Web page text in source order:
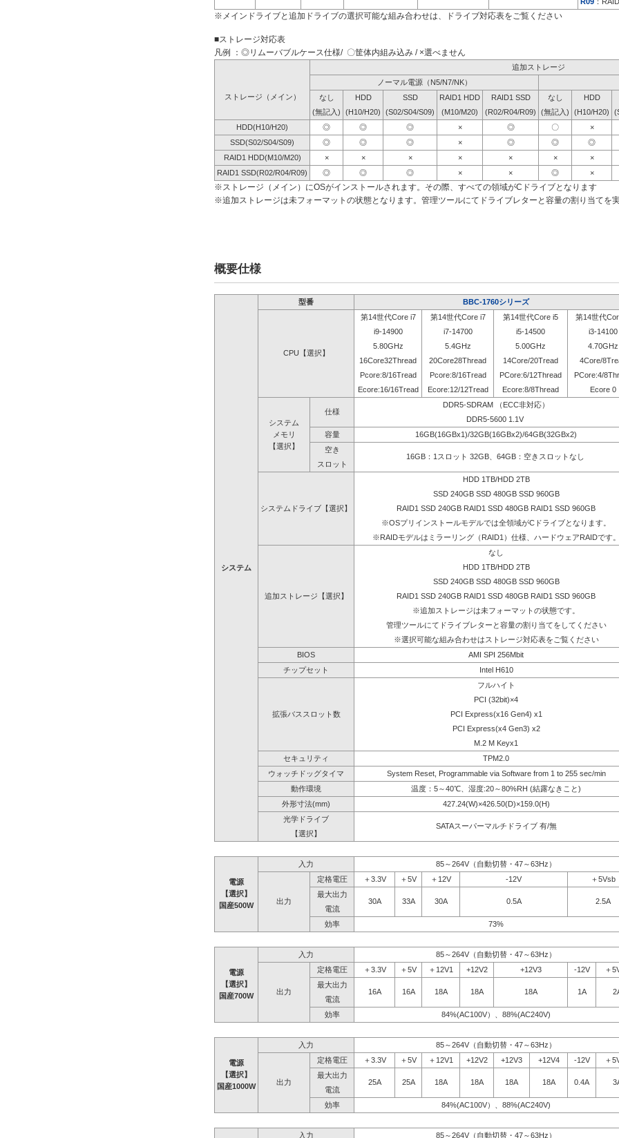
※メインドライブと追加ドライブの選択可能な組み合わせは、ドライブ対応表をご覧ください
■ストレージ対応表
凡例 ：◎リムーバブルケース仕様/ 〇筐体内組み込み / ×選べません
追加ストレージ
ノーマル電源（N5/N7/NK）
ストレージ（メイン）
なし HDD SSD RAID1 HDD RAID1 SSD なし HDD
(無記入)
(H10/H20) (S02/S04/S09) (M10/M20) (R02/R04/R09) (無記入) (H10/H20)
HDD(H10/H20)
◎ ◎ ◎ × ◎ 〇 ×
SSD(S02/S04/S09)
◎ ◎ ◎ × ◎ ◎ ◎
RAID1 HDD(M10/M20)
× × × × × × ×
RAID1 SSD(R02/R04/R09)
◎ ◎ ◎ × × ◎ ×
※ストレージ（メイン）にOSがインストールされます。その際、すべての領域がCドライブとなります
※追加ストレージは未フォーマットの状態となります。管理ツールにてドライブレターと容量の割り当てを
概要仕様
システム
型番 BBC-1760シリーズ
CPU【選択】
第14世代Core i7 第14世代Core i7 第14世代Core i5
第14世代
i9-14900
i7-14700 i5-14500
i3-14100
5.80GHz
5.4GHz 5.00GHz
4.70GHz
16Core32Thread
20Core28Thread 14Core/20Tread
4Core/
Pcore:8/16Tread
Pcore:8/16Tread PCore:6/12Thread
PCore:4/
Ecore:16/16Tread
Ecore:12/12Tread Ecore:8/8Thread Ecore 0
システム
メモリ
【選択】
仕様
DDR5-SDRAM （ECC非対応）
DDR5-5600 1.1V
容量
16GB(16GBx1)/32GB(16GBx2)/64GB(32GBx2)
空き
16GB：1スロット 32GB、64GB：空きスロットなし
スロット
システムドライブ【選択】
HDD 1TB/HDD 2TB
SSD 240GB SSD 480GB SSD 960GB
RAID1 SSD 240GB RAID1 SSD 480GB RAID1 SSD 960GB
※OSプリインストールモデルでは全領域がCドライブとなります。
※RAIDモデルはミラーリング（RAID1）仕様、ハードウェアRAIDです。
追加ストレージ【選択】
なし
HDD 1TB/HDD 2TB
SSD 240GB SSD 480GB SSD 960GB
RAID1 SSD 240GB RAID1 SSD 480GB RAID1 SSD 960GB
※追加ストレージは未フォーマットの状態です。
管理ツールにてドライブレターと容量の割り当てをしてください
※選択可能な組み合わせはストレージ対応表をご覧ください
BIOS
AMI SPI 256Mbit
チップセット
Intel H610
拡張バススロット数
フルハイト
PCI (32bit)×4
PCI Express(x16 Gen4) x1
PCI Express(x4 Gen3) x2
M.2 M Keyx1
セキュリティ
TPM2.0
ウォッチドッグタイマ
System Reset, Programmable via Software from 1 to 255 sec/min
動作環境
温度：5～40℃、湿度:20～80%RH (結露なきこと)
外形寸法(mm)
427.24(W)×426.50(D)×159.0(H)
光学ドライブ
SATAスーパーマルチドライブ 有/無
【選択】
電源
【選択】
国産500W
入力 85～264V（自動切替・47～63Hz）
出力
定格電圧 ＋3.3V ＋5V ＋12V -12V
＋5Vsb
最大出力
30A
33A 30A 0.5A
2.5A
電流
効率
73%
電源
【選択】
国産700W
入力 85～264V（自動切替・47～63Hz）
出力
定格電圧 ＋3.3V ＋5V ＋12V1 +12V2 +12V3 -12V
＋
最大出力
16A
16A 18A 18A 18A 1A
電流
効率
84%(AC100V）、88%(AC240V)
電源
【選択】
国産1000W
入力 85～264V（自動切替・47～63Hz）
出力
定格電圧 ＋3.3V ＋5V ＋12V1 +12V2 +12V3 +12V4 -12V
＋
最大出力
25A
25A 18A 18A 18A 18A 0.4A
電流
効率
84%(AC100V）、88%(AC240V)
入力 85～264V（自動切替・47～63Hz）